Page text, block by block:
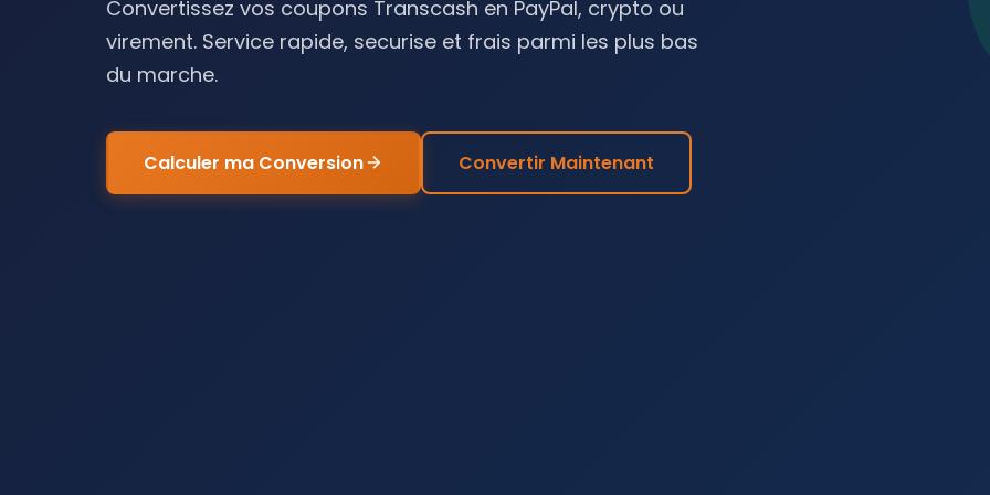
Convertissez vos coupons Transcash en PayPal, crypto ou
virement. Service rapide, securise et frais parmi les plus bas
du marche.
Calculer ma Conversion Convertir Maintenant